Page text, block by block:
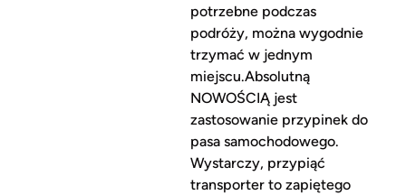
potrzebne podczas
podróży, można wygodnie
trzymać w jednym
miejscu.Absolutną
NOWOŚCIĄ jest
zastosowanie przypinek do
pasa samochodowego.
Wystarczy, przypiąć
transporter to zapiętego